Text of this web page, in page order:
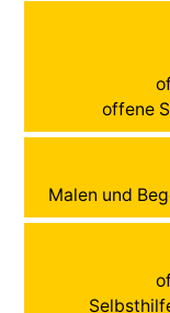
offene
Malen und